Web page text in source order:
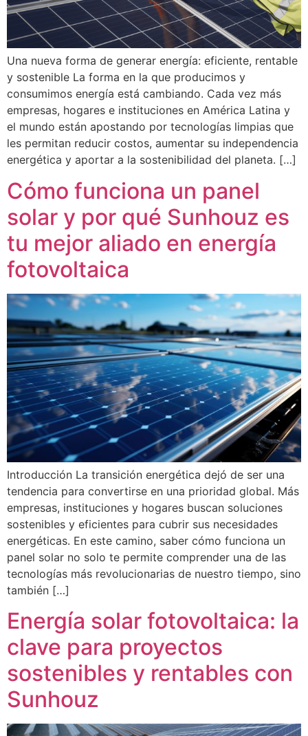
Una nueva forma de generar energía: eficiente, rentable
y sostenible La forma en la que producimos y
consumimos energía está cambiando. Cada vez más
empresas, hogares e instituciones en América Latina y
el mundo están apostando por tecnologías limpias que
les permitan reducir costos, aumentar su independencia
energética y aportar a la sostenibilidad del planeta. […]
Cómo funciona un panel
solar y por qué Sunhouz es
tu mejor aliado en energía
fotovoltaica
Introducción La transición energética dejó de ser una
tendencia para convertirse en una prioridad global. Más
empresas, instituciones y hogares buscan soluciones
sostenibles y eficientes para cubrir sus necesidades
energéticas. En este camino, saber cómo funciona un
panel solar no solo te permite comprender una de las
tecnologías más revolucionarias de nuestro tiempo, sino
también […]
Energía solar fotovoltaica: la
clave para proyectos
sostenibles y rentables con
Sunhouz